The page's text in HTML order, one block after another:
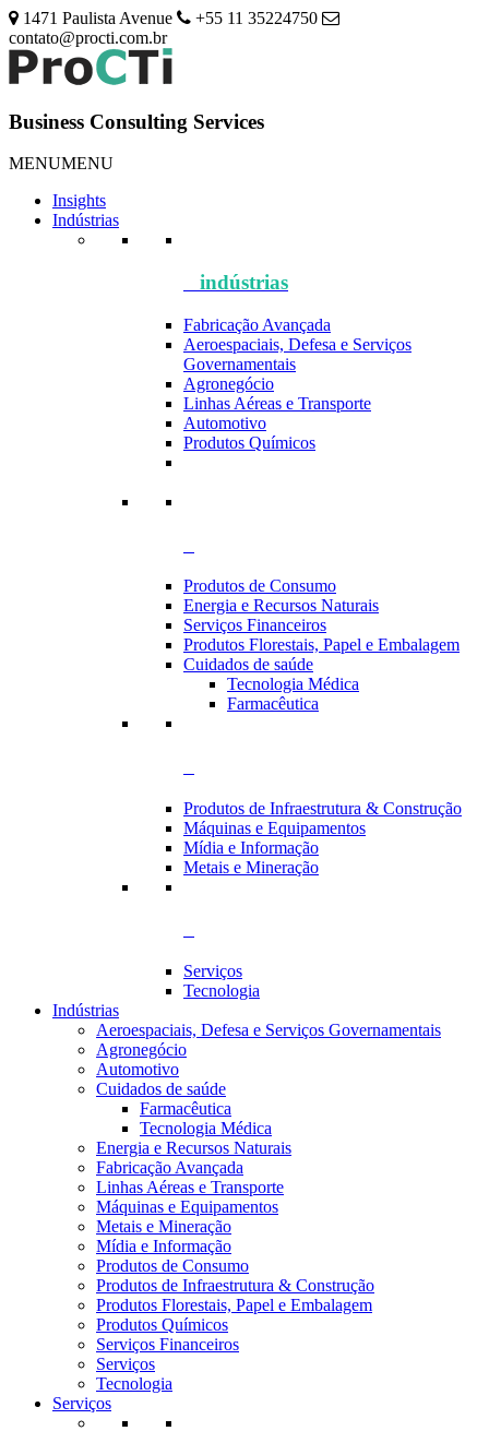
1471 Paulista Avenue
+55 11 35224750
contato@procti.com.br
Business Consulting Services
MENUMENU
Insights
Indústrias
indústrias
Fabricação Avançada
Aeroespaciais, Defesa e Serviços
Governamentais
Agronegócio
Linhas Aéreas e Transporte
Automotivo
Produtos Químicos
Produtos de Consumo
Energia e Recursos Naturais
Serviços Financeiros
Produtos Florestais, Papel e Embalagem
Cuidados de saúde
Tecnologia Médica
Farmacêutica
Produtos de Infraestrutura & Construção
Máquinas e Equipamentos
Mídia e Informação
Metais e Mineração
Serviços
Tecnologia
Indústrias
Aeroespaciais, Defesa e Serviços Governamentais
Agronegócio
Automotivo
Cuidados de saúde
Farmacêutica
Tecnologia Médica
Energia e Recursos Naturais
Fabricação Avançada
Linhas Aéreas e Transporte
Máquinas e Equipamentos
Metais e Mineração
Mídia e Informação
Produtos de Consumo
Produtos de Infraestrutura & Construção
Produtos Florestais, Papel e Embalagem
Produtos Químicos
Serviços Financeiros
Serviços
Tecnologia
Serviços